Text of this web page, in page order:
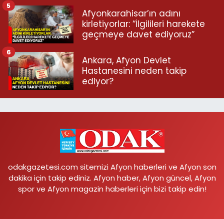
Afyonkarahisar’ın adını
kirletiyorlar: “İlgilileri harekete
geçmeye davet ediyoruz”
5
Ankara, Afyon Devlet
Hastanesini neden takip
ediyor?
6
odakgazetesi.com sitemizi Afyon haberleri ve Afyon son
dakika için takip ediniz. Afyon haber, Afyon güncel, Afyon
spor ve Afyon magazin haberleri için bizi takip edin!